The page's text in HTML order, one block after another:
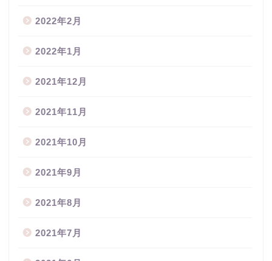
2022年2月
2022年1月
2021年12月
2021年11月
2021年10月
2021年9月
2021年8月
2021年7月